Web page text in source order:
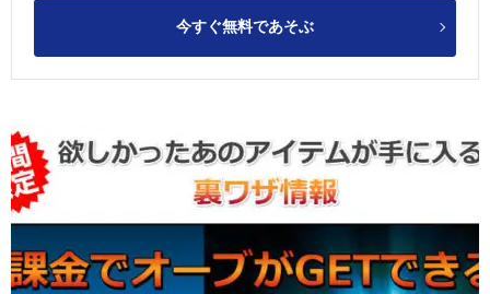
今すぐ無料であそぶ